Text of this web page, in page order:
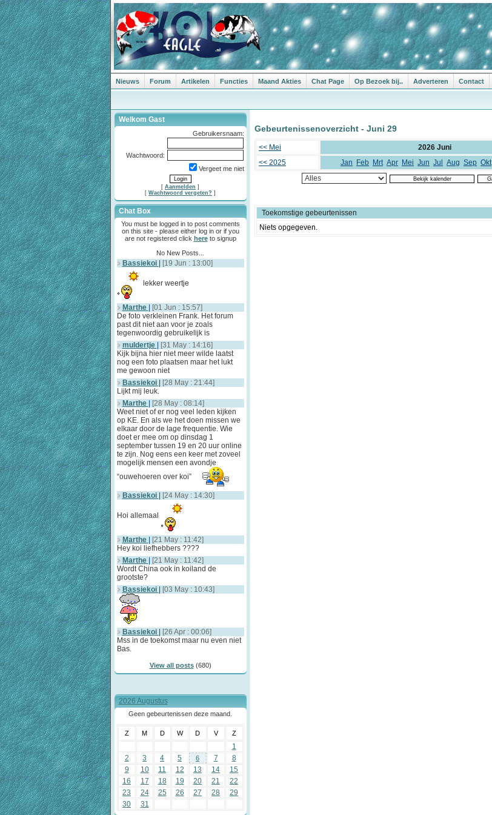
Nieuws Forum Artikelen Functies Maand Akties Chat Page Op Bezoek bij.. Adverteren Contact
Welkom Gast
Gebruikersnaam:
Wachtwoord:
Vergeet me niet
[ Aanmelden ]
[ Wachtwoord vergeten? ]
Chat Box
You must be logged in to post comments
on this site - please either log in or if you
are not registered click hereto signup
No New Posts...
Bassiekoi [19 Jun : 13:00]
lekker weertje
Marthe
[01 Jun : 15:57]
De foto verkleinen Frank. Het forum
past dit niet aan voor je zoals
tegenwoordig gebruikelijk is
muldertje
[31 May : 14:16]
Kijk bijna hier niet meer wilde laatst
nog een foto plaatsen maar het lukt
me gewoon niet
Bassiekoi
[28 May : 21:44]
Lijkt mij leuk.
Marthe
[28 May : 08:14]
Weet niet of er nog veel leden kijken
op KE. En als we het doen missen we
elkaar door de lage frequentie. Wie
doet er mee om op dinsdag 1
september tussen 19 en 20 uur online
te zijn. Nog eens een keer met zoveel
mogelijk mensen een avondje
“ouwehoeren over koi”
Bassiekoi [24 May : 14:30]
Hoi allemaal
Marthe
[21 May : 11:42]
Hey koi liefhebbers ????
Marthe
[21 May : 11:42]
Wordt China ook in koiland de
grootste?
Bassiekoi
[03 May : 10:43]
Bassiekoi
[26 Apr : 00:06]
Mss in de toekomst maar nu even niet
Bas.
View all posts(680)
2026 Augustus
Geen gebeurtenissen deze maand.
Z M D W D V Z
1
2
3 4 5 6 7
8
9
10 11 12 13 14
15
16
17 18 19 20 21
22
23
24 25 26 27 28
29
30
31
Gebeurtenissenoverzicht - Juni 29
<< Mei 2026 Juni
<< 2025
Jan Feb Mrt Apr Mei Jun Jul Aug Sep Okt
Toekomstige gebeurtenissen
Niets opgegeven.